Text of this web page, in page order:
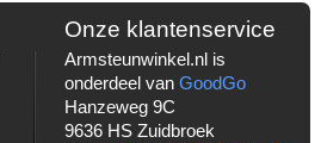
Onze klantenservice
Armsteunwinkel.nl is
onderdeel van GoodGo
Hanzeweg 9C
9636 HS Zuidbroek